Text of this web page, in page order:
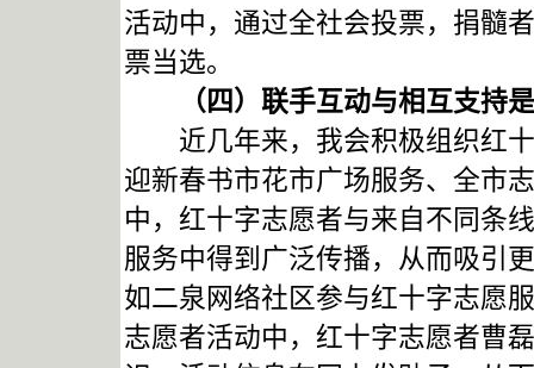
活动中，通过全社会投票，捐髓
票当选。
（四）联手互动与相互支持
近几年来，我会积极组织红十
迎新春书市花市广场服务、全市
中，红十字志愿者与来自不同条
服务中得到广泛传播，从而吸引
如二泉网络社区参与红十字志愿
志愿者活动中，红十字志愿者曹